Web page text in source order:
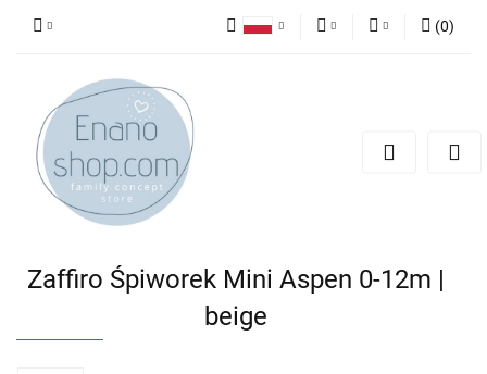
Dodaj zgłoszenie
(0)
Zaffiro Śpiworek Mini Aspen 0-12m |
beige